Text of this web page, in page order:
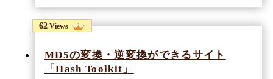
62 Views
MD5の変換・逆変換ができるサイト
「Hash Toolkit」